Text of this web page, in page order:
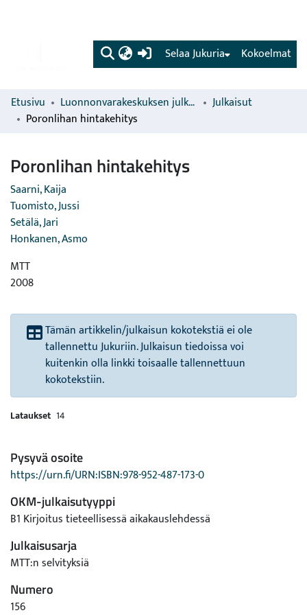
(current) Kokoelmat
Selaa Jukuria
Etusivu Luonnonvarakeskuksen julkaisut
Julkaisut
Poronlihan hintakehitys
Poronlihan hintakehitys
Saarni, Kaija
Tuomisto, Jussi
Setälä, Jari
Honkanen, Asmo
MTT
2008
Tämän artikkelin/julkaisun kokotekstiä ei ole
tallennettu Jukuriin. Julkaisun tiedoissa voi
kuitenkin olla linkki toisaalle tallennettuun
kokotekstiin.
Lataukset 14
Pysyvä osoite
https://urn.fi/URN:ISBN:978-952-487-173-0
OKM-julkaisutyyppi
B1 Kirjoitus tieteellisessä aikakauslehdessä
Julkaisusarja
MTT:n selvityksiä
Numero
156